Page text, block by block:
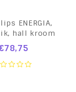
ENERGIA,
hall kroom
78,75